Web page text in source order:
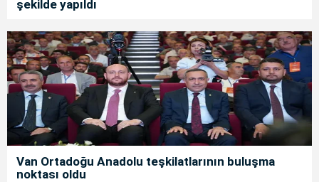
şekilde yapıldı
Van Ortadoğu Anadolu teşkilatlarının buluşma
noktası oldu